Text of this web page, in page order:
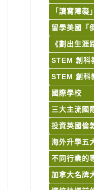
「讀寫障礙
留學美國「
《劃出生涯
STEM 創科
STEM 創科
國際學校
三大主流國
投資英國倫
海外升學五
不同行業的
加拿大名牌